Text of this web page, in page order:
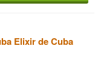
og fremhæver
karakter der
af denne alder.
Elixir de Cuba